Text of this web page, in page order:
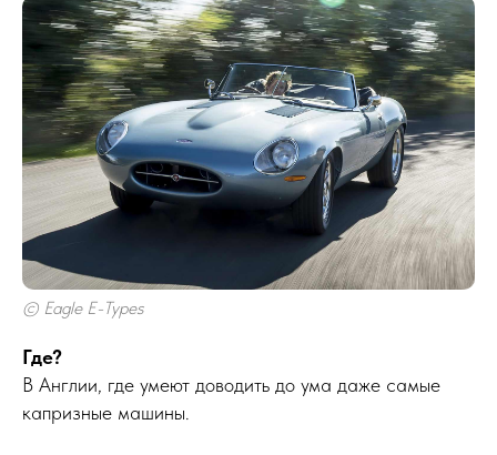
© Eagle E-Types
Где?
В Англии, где умеют доводить до ума даже самые
капризные машины.